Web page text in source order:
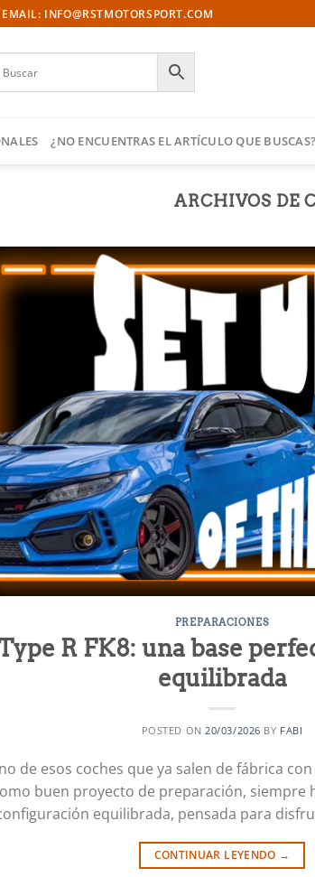
INFO@RSTMOTORSPORT.COM
¿NO ENCUENTRAS EL ARTÍCULO QUE BUSCAS?
ARCHIVOS DE
PREPARACIONES
R FK8: una base
equilibrada
POSTED ON 20/03/2026 BY FABI
de esos coches que ya salen de fábrica
buen proyecto de preparación,
equilibrada, pensada para
CONTINUAR LEYENDO →